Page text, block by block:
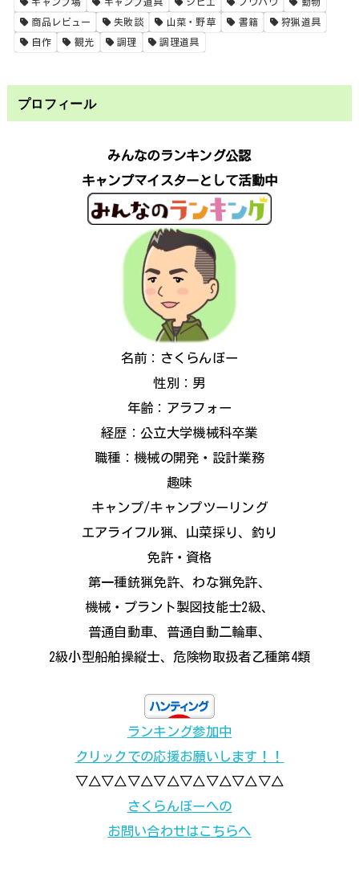
商品レビュー 失敗談 山菜・野草 書籍 狩猟道具
自作 観光 調理 調理道具
プロフィール
みんなのランキング公認
キャンプマイスターとして活動中
名前：さくらんぼー
性別：男
年齢：アラフォー
経歴：公立大学機械科卒業
職種：機械の開発・設計業務
趣味
キャンプ/キャンプツーリング
エアライフル猟、山菜採り、釣り
免許・資格
第一種銃猟免許、わな猟免許、
機械・プラント製図技能士2級、
普通自動車、普通自動二輪車、
2級小型船舶操縦士、危険物取扱者乙種第4類
ランキング参加中
クリックでの応援お願いします！！
▽△▽△▽△▽△▽△▽△▽△▽△
さくらんぼーへの
お問い合わせはこちらへ